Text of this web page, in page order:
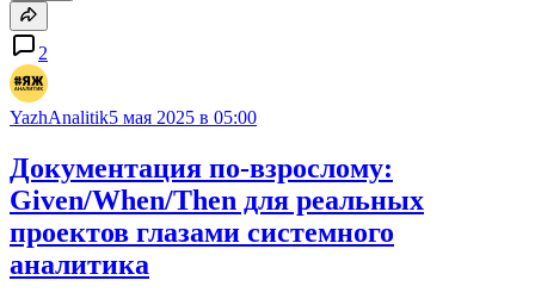
2
YazhAnalitik5 мая 2025 в 05:00
Документация по-взрослому:
Given/When/Then для реальных
проектов глазами системного
аналитика